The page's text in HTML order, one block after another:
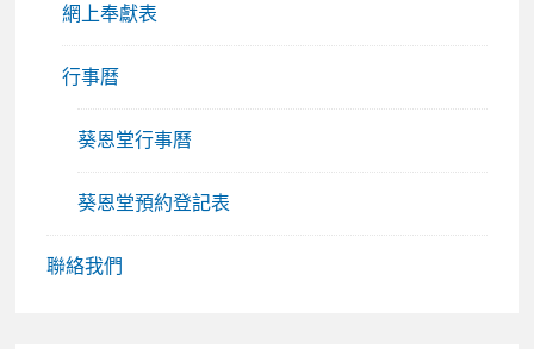
網上奉獻表
行事曆
葵恩堂行事曆
葵恩堂預約登記表
聯絡我們